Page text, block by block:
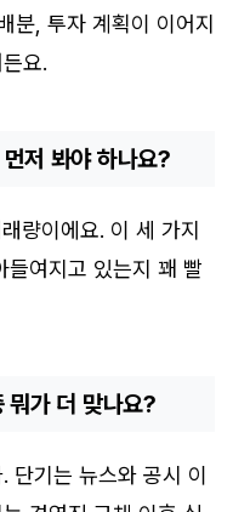
분, 투자 계획이 이어지
요.
저 봐야 하나요?
량이에요. 이 세 가지
들여지고 있는지 꽤 빨
뭐가 더 맞나요?
단기는 뉴스와 공시 이